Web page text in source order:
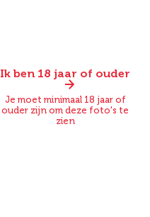
Ik ben 18 jaar of ouder
Je moet minimaal 18 jaar of
ouder zijn om deze foto's te
zien